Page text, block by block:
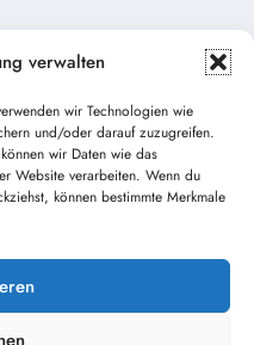
verwalten
wir Technologien wie
und/oder darauf zuzugreifen.
wir Daten wie das
Website verarbeiten. Wenn du
können bestimmte Merkmale